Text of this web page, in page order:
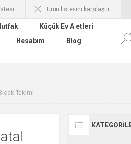
Ürün listesini karşılaştır
Küçük Ev Aletleri
Hesabım
Blog
Takımı